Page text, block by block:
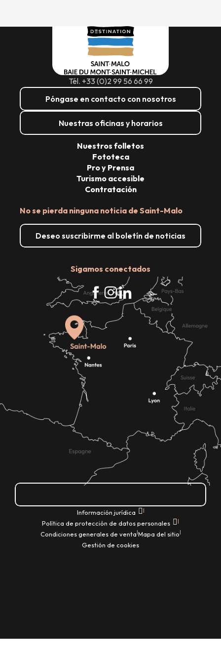
Tél. +33 (0)2 99 56 66 99
Póngase en contacto con nosotros
Nuestras oficinas y horarios
No se pierda ninguna noticia de Saint-Malo
Deseo suscribirme al boletín de noticias
Sigamos conectados
Nuestros folletos
Fototeca
Pro y Prensa
Turismo accesible
Contratación
Información jurídica |
Política de protección de datos personales |
Condiciones generales de venta|Mapa del sitio|
Gestión de cookies